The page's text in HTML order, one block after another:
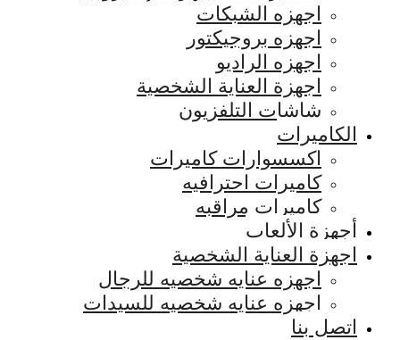
اجهزه الشبكات
اجهزه بروجيكتور
اجهزه الراديو
اجهزة العناية الشخصية
شاشات التلفزيون
الكاميرات
اكسسوارات كاميرات
كاميرات احترافيه
كاميرات مراقبه
أجهزة الألعاب
اجهزة العناية الشخصية
اجهزه عنايه شخصيه للرجال
اجهزه عنايه شخصيه للسيدات
اتصل بنا